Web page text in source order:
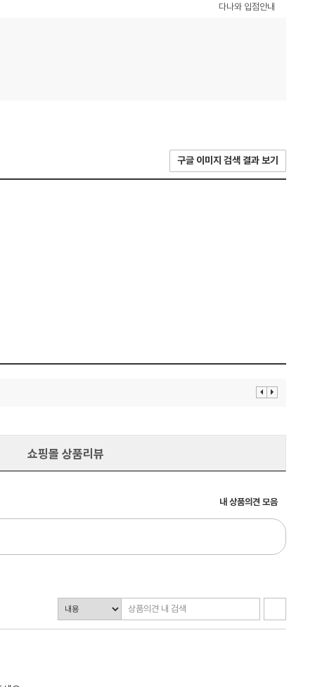
다나와 입점안내
구글 이미지 검색 결과 보기
이 다
쇼핑몰 상품리뷰
내 상품의견 모음